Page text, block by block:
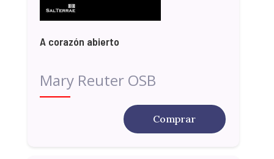
A corazón abierto
Mary Reuter OSB
Comprar